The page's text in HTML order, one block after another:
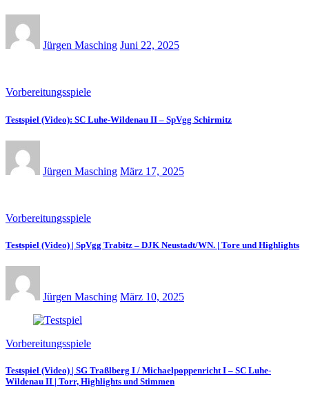
Jürgen Masching Juni 22, 2025
Vorbereitungsspiele
Testspiel (Video): SC Luhe-Wildenau II – SpVgg Schirmitz
Jürgen Masching März 17, 2025
Vorbereitungsspiele
Testspiel (Video) | SpVgg Trabitz – DJK Neustadt/WN. | Tore und Highlights
Jürgen Masching März 10, 2025
Vorbereitungsspiele
Testspiel (Video) | SG Traßlberg I / Michaelpoppenricht I – SC Luhe-
Wildenau II | Torr, Highlights und Stimmen